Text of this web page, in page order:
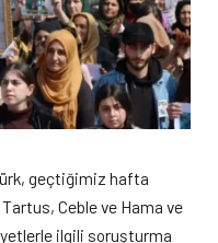
geçtiğimiz hafta
Ceble ve Hama ve
ilgili soruşturma